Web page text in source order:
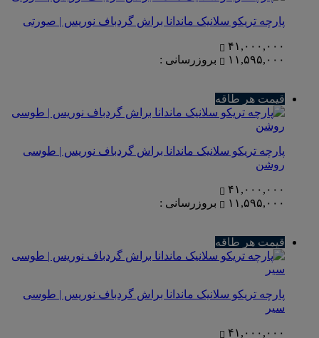
پارچه تریکو سلانیک ماندانا براش گردباف نوریس | صورتی
۴۱,۰۰۰,۰۰۰
۱۱,۵۹۵,۰۰۰
بروزرسانی :
قیمت هر طاقه
پارچه تریکو سلانیک ماندانا براش گردباف نوریس | طوسی
روشن
۴۱,۰۰۰,۰۰۰
۱۱,۵۹۵,۰۰۰
بروزرسانی :
قیمت هر طاقه
پارچه تریکو سلانیک ماندانا براش گردباف نوریس | طوسی
سیر
۴۱,۰۰۰,۰۰۰